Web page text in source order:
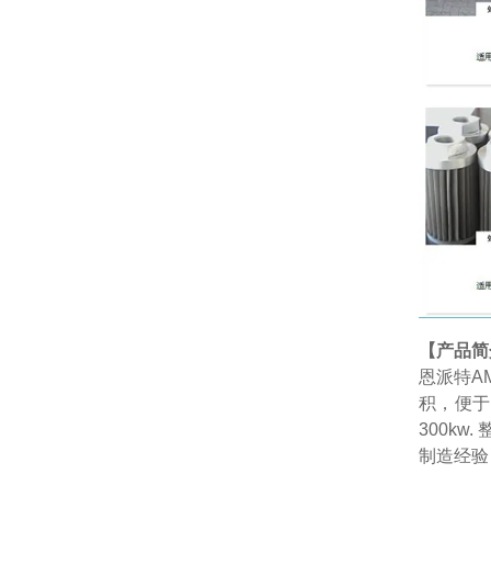
【产品
恩派特
积，便
300kw.
制造经